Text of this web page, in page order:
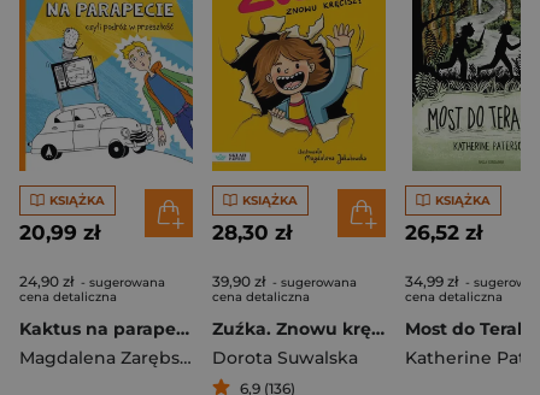
KSIĄŻKA
20,99 zł
24,90 zł - sugerowana
cena detaliczna
Kaktus na parapecie
Magdalena Zarębska
KSIĄŻKA
28,30 zł
39,90 zł - sugerowana
cena detaliczna
Zuźka. Znowu kręcisz!
Dorota Suwalska
6,9 (136)
KSIĄŻKA
26,52 zł
34,99 zł -
cena detaliczna
Most do
Katherine